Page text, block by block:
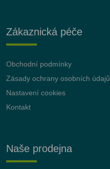
Zákaznická péče
Obchodní podmínky
Zásady ochrany osobních údajů
Nastavení cookies
Kontakt
Naše prodejna